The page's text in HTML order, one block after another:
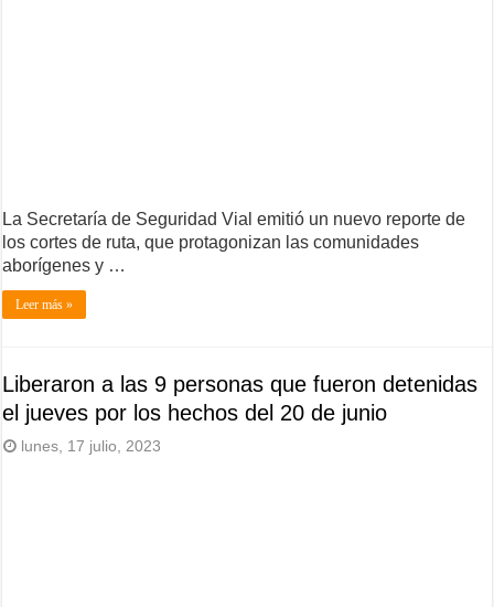
La Secretaría de Seguridad Vial emitió un nuevo reporte de
los cortes de ruta, que protagonizan las comunidades
aborígenes y …
Leer más »
Liberaron a las 9 personas que fueron detenidas
el jueves por los hechos del 20 de junio
lunes, 17 julio, 2023